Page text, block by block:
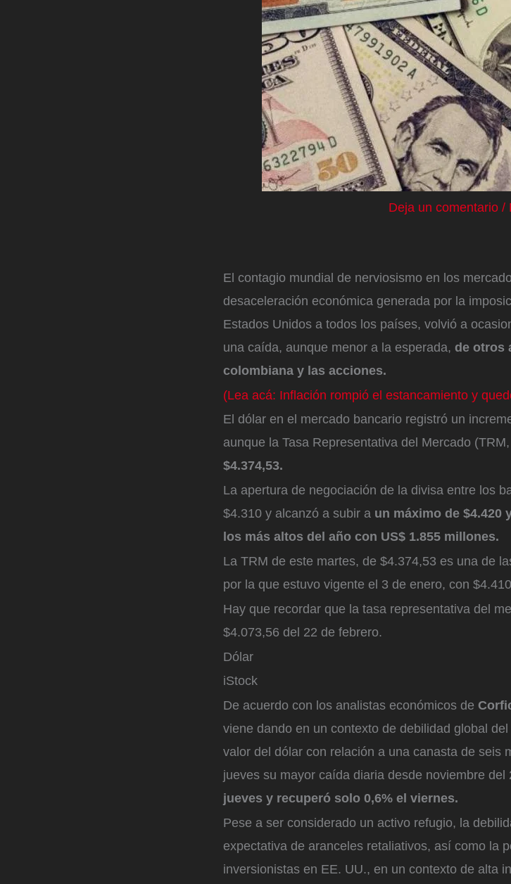
Deja un comentario /
El contagio mundial de nerviosismo en los
desaceleración económica generada por la
Estados Unidos a todos los países, volvió a
una caída, aunque menor a la esperada, de otros
colombiana y las acciones.
(Lea acá: Inflación rompió el estancamiento y
El dólar en el mercado bancario registró un
aunque la Tasa Representativa del Mercado
$4.374,53.
La apertura de negociación de la divisa entre los
$4.310 y alcanzó a subir a un máximo de $4.420
los más altos del año con US$ 1.855 millones.
La TRM de este martes, de $4.374,53 es una de
por la que estuvo vigente el 3 de enero, con
Hay que recordar que la tasa representativa del
$4.073,56 del 22 de febrero.
Dólar
iStock
De acuerdo con los analistas económicos de
viene dando en un contexto de debilidad global
valor del dólar con relación a una canasta de seis
jueves su mayor caída diaria desde noviembre
jueves y recuperó solo 0,6% el viernes.
Pese a ser considerado un activo refugio, la
expectativa de aranceles retaliativos, así como la
inversionistas en EE. UU., en un contexto de alta